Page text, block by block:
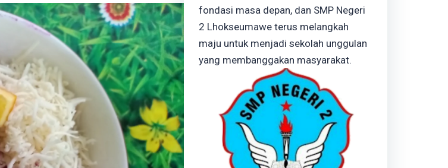
fondasi masa depan, dan SMP Negeri
2 Lhokseumawe terus melangkah
maju untuk menjadi sekolah unggulan
yang membanggakan masyarakat.